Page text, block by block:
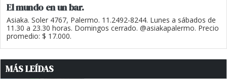
El mundo en un bar.
Asiaka. Soler 4767, Palermo. 11.2492-8244. Lunes a sábados de
11.30 a 23.30 horas. Domingos cerrado. @asiakapalermo. Precio
promedio: $ 17.000.
MÁS LEÍDAS